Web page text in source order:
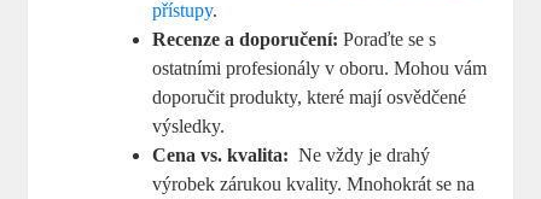
přístupy.
Recenze a doporučení: Poraďte se s⁤
ostatními profesionály v​ oboru. ⁤Mohou‌ vám ​
doporučit produkty, které ‌mají osvědčené
výsledky.
Cena vs.⁤ kvalita: ⁣ Ne vždy je drahý
výrobek‌ zárukou kvality. Mnohokrát ⁢se na